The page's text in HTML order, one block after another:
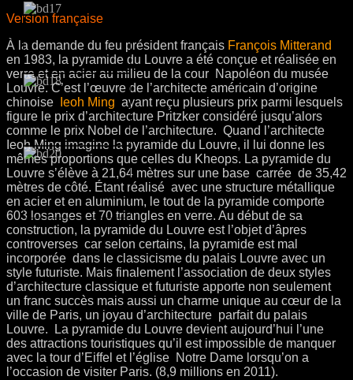
Version française
À la demande du feu président français François Mitterand
en 1983, la pyramide du Louvre a été conçue et réalisée en
verre et en acier au milieu de la cour Napoléon du musée
Louvre. C’est l’œuvre de l’architecte américain d’origine
chinoise
Ieoh Ming ayant reçu plusieurs prix parmi lesquels
figure le prix d’architecture Pritzker considéré jusqu’alors
comme le prix Nobel de l’architecture. Quand l’architecte
Ieoh Ming imagine la pyramide du Louvre, il lui donne les
mêmes proportions que celles du Kheops. La pyramide du
Louvre s’élève à 21,64 mètres sur une base carrée de 35,42
mètres de côté. Étant réalisé avec une structure métallique
en acier et en aluminium, le tout de la pyramide comporte
603 losanges et 70 triangles en verre. Au début de sa
construction, la pyramide du Louvre est l’objet d’âpres
controverses car selon certains, la pyramide est mal
incorporée dans le classicisme du palais Louvre avec un
style futuriste. Mais finalement l’association de deux styles
d’architecture classique et futuriste apporte non seulement
un franc succès mais aussi un charme unique au cœur de la
ville de Paris, un joyau d’architecture parfait du palais
Louvre. La pyramide du Louvre devient aujourd’hui l’une
des attractions touristiques qu’il est impossible de manquer
avec la tour d’Eiffel et l’église Notre Dame lorsqu’on a
l’occasion de visiter Paris. (8,9 millions en 2011).